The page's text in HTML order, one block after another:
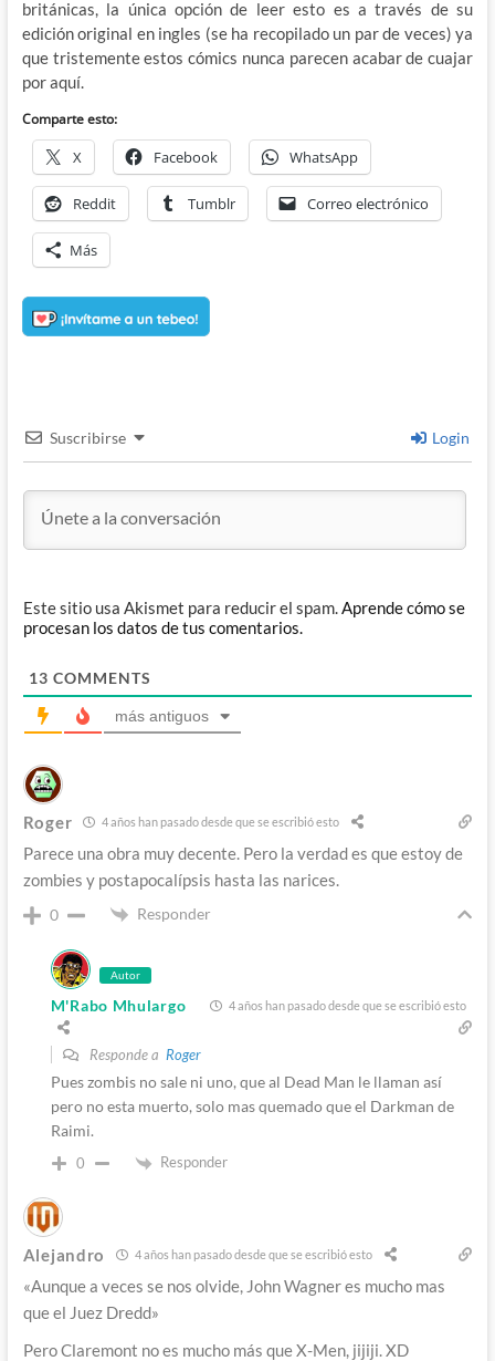
británicas, la única opción de leer esto es a través de su
edición original en ingles (se ha recopilado un par de veces) ya
que tristemente estos cómics nunca parecen acabar de cuajar
por aquí.
Comparte esto:
X Facebook WhatsApp
Reddit Tumblr Correo electrónico
Más
Suscribirse Login
Este sitio usa Akismet para reducir el spam.Aprende cómo se
procesan los datos de tus comentarios.
13 COMMENTS
más antiguos
Roger 4 años han pasado desde que se escribió esto
Parece una obra muy decente. Pero la verdad es que estoy de
zombies y postapocalípsis hasta las narices.
0 Responder
Autor
M'Rabo Mhulargo 4 años han pasado desde que se escribió esto
Responde a Roger
Pues zombis no sale ni uno, que al Dead Man le llaman así
pero no esta muerto, solo mas quemado que el Darkman de
Raimi.
0 Responder
Alejandro 4 años han pasado desde que se escribió esto
«Aunque a veces se nos olvide, John Wagner es mucho mas
que el Juez Dredd»
Pero Claremont no es mucho más que X-Men, jijiji. XD